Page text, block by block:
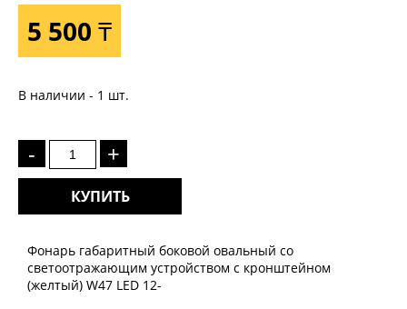
5 500 ₸
В наличии - 1 шт.
- +
КУПИТЬ
Фонарь габаритный боковой овальный со
светоотражающим устройством с кронштейном
(желтый) W47 LED 12-